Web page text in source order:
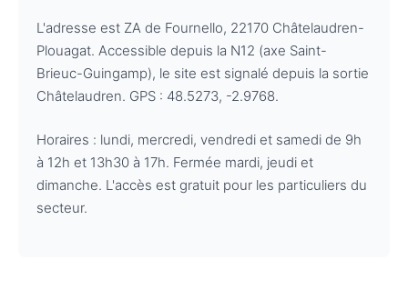
L'adresse est ZA de Fournello, 22170 Châtelaudren-
Plouagat. Accessible depuis la N12 (axe Saint-
Brieuc-Guingamp), le site est signalé depuis la sortie
Châtelaudren. GPS : 48.5273, -2.9768.
Horaires : lundi, mercredi, vendredi et samedi de 9h
à 12h et 13h30 à 17h. Fermée mardi, jeudi et
dimanche. L'accès est gratuit pour les particuliers du
secteur.